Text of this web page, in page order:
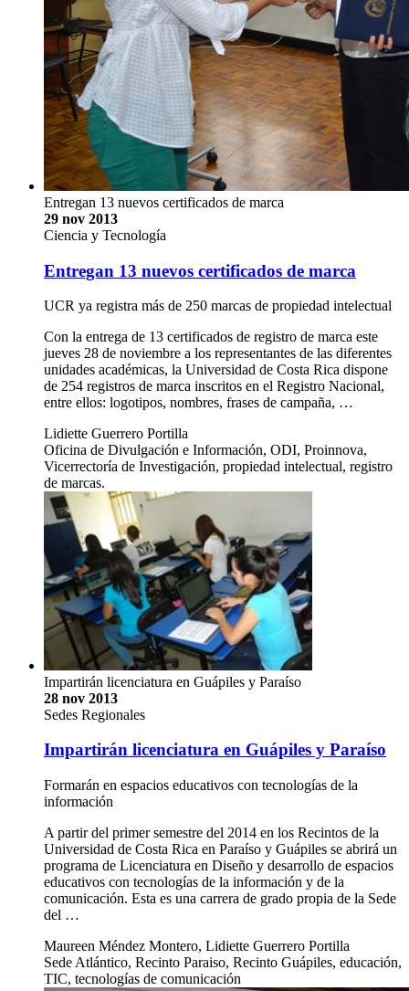
Entregan 13 nuevos certificados de marca
29 nov 2013
Ciencia y Tecnología
Entregan 13 nuevos certificados de marca
UCR ya registra más de 250 marcas de propiedad intelectual
Con la entrega de 13 certificados de registro de marca este
jueves 28 de noviembre a los representantes de las diferentes
unidades académicas, la Universidad de Costa Rica dispone
de 254 registros de marca inscritos en el Registro Nacional,
entre ellos: logotipos, nombres, frases de campaña, …
Lidiette Guerrero Portilla
Oficina de Divulgación e Información, ODI, Proinnova,
Vicerrectoría de Investigación, propiedad intelectual, registro
de marcas.
Impartirán licenciatura en Guápiles y Paraíso
28 nov 2013
Sedes Regionales
Impartirán licenciatura en Guápiles y Paraíso
Formarán en espacios educativos con tecnologías de la
información
A partir del primer semestre del 2014 en los Recintos de la
Universidad de Costa Rica en Paraíso y Guápiles se abrirá un
programa de Licenciatura en Diseño y desarrollo de espacios
educativos con tecnologías de la información y de la
comunicación. Esta es una carrera de grado propia de la Sede
del …
Maureen Méndez Montero, Lidiette Guerrero Portilla
Sede Atlántico, Recinto Paraiso, Recinto Guápiles, educación,
TIC, tecnologías de comunicación